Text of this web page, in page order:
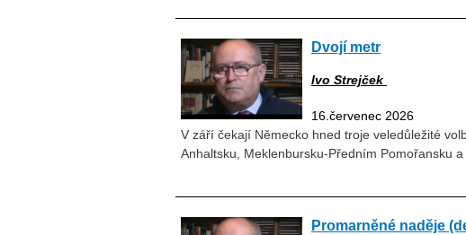
Dvojí metr
Ivo Strejček
16.červenec 2026
V září čekají Německo hned troje veledůležité
Anhaltsku, Meklenbursku-Předním Pomořansku a
Promarněné naděje